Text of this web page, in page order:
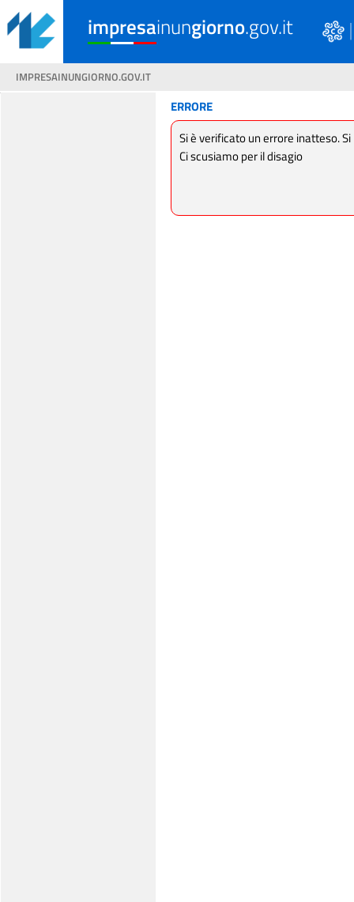
impresainungiorno.gov.it
IMPRESAINUNGIORNO.GOV.IT
ERRORE
Si è verificato un errore inatteso.
Ci scusiamo per il disagio